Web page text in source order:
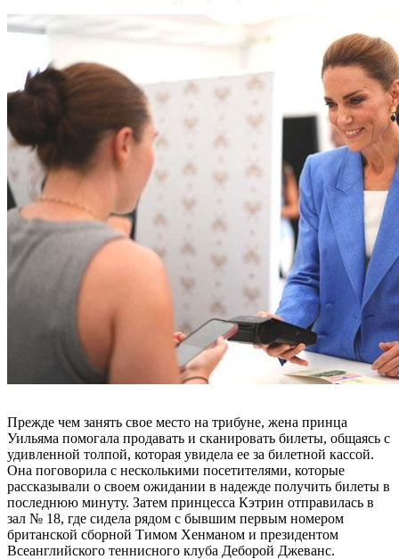
Прежде чем занять свое место на трибуне, жена принца
Уильяма помогала продавать и сканировать билеты, общаясь с
удивленной толпой, которая увидела ее за билетной кассой.
Она поговорила с несколькими посетителями, которые
рассказывали о своем ожидании в надежде получить билеты в
последнюю минуту. Затем принцесса Кэтрин отправилась в
зал № 18, где сидела рядом с бывшим первым номером
британской сборной Тимом Хенманом и президентом
Всеанглийского теннисного клуба Деборой Джеванс.